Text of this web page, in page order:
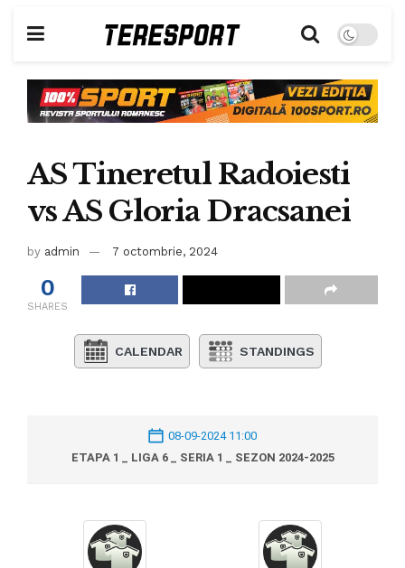
AS Tineretul Radoiesti
vs AS Gloria Dracsanei
by admin 7 octombrie, 2024
0
SHARES
CALENDAR STANDINGS
08-09-2024 11:00
ETAPA 1 _ LIGA 6 _ SERIA 1 _ SEZON 2024-2025